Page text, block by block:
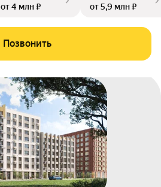
от 4 млн ₽
от 5,9 млн ₽
Позвонить